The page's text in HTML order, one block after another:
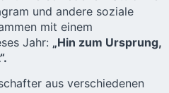
und andere soziale
mit einem
Jahr: „Hin zum Ursprung,
aus verschiedenen